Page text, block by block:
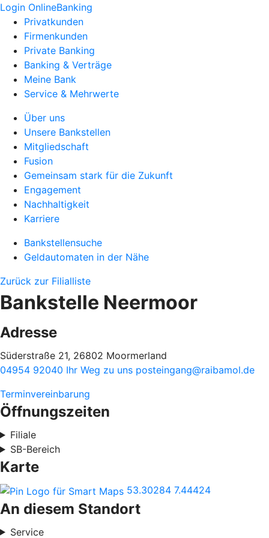
Login OnlineBanking
Privatkunden
Firmenkunden
Private Banking
Banking & Verträge
Meine Bank
Service & Mehrwerte
Über uns
Unsere Bankstellen
Mitgliedschaft
Fusion
Gemeinsam stark für die Zukunft
Engagement
Nachhaltigkeit
Karriere
Bankstellensuche
Geldautomaten in der Nähe
Zurück zur Filialliste
Bankstelle Neermoor
Adresse
Süderstraße 21, 26802 Moormerland
04954 92040 Ihr Weg zu uns posteingang@raibamol.de
Terminvereinbarung
Öffnungszeiten
Filiale
SB-Bereich
Karte
53.30284 7.44424
An diesem Standort
Service